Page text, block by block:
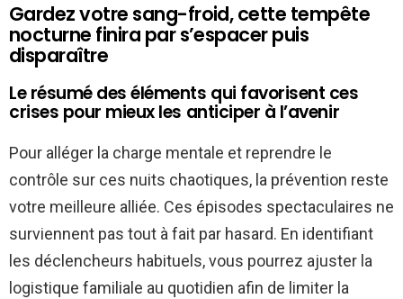
Gardez votre sang-froid, cette tempête
nocturne finira par s’espacer puis
disparaître
Le résumé des éléments qui favorisent ces
crises pour mieux les anticiper à l’avenir
Pour alléger la charge mentale et reprendre le
contrôle sur ces nuits chaotiques, la prévention reste
votre meilleure alliée. Ces épisodes spectaculaires ne
surviennent pas tout à fait par hasard. En identifiant
les déclencheurs habituels, vous pourrez ajuster la
logistique familiale au quotidien afin de limiter la